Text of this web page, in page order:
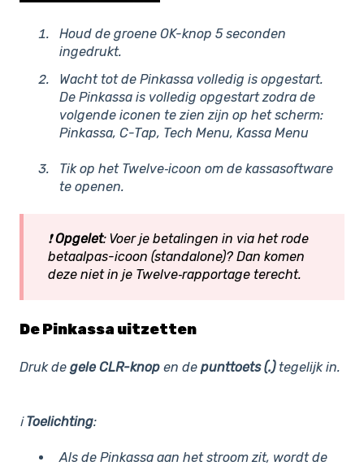
Houd de groene OK-knop 5 seconden
ingedrukt.
Wacht tot de Pinkassa volledig is opgestart.
De Pinkassa is volledig opgestart zodra de
volgende iconen te zien zijn op het scherm:
Pinkassa, C-Tap, Tech Menu, Kassa Menu
Tik op het Twelve‑icoon om de kassasoftware
te openen.
❗Opgelet: Voer je betalingen in via het rode
betaalpas-icoon (standalone)? Dan komen
deze niet in je Twelve‑rapportage terecht.
De Pinkassa uitzetten
Druk de gele CLR-knop en de punttoets (.)tegelijk in.
ℹ️Toelichting:
Als de Pinkassa aan het stroom zit, wordt de